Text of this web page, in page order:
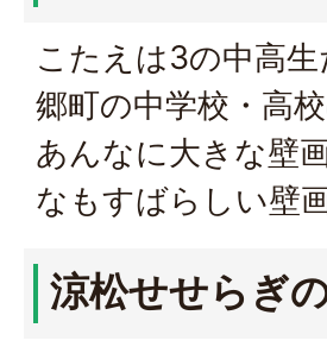
こたえは3の中高
郷町の中学校・高
あんなに大きな壁
なもすばらしい壁
涼松せせらぎ